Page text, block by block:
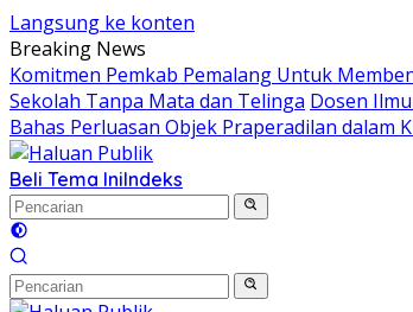
Langsung ke konten
Breaking News
Komitmen Pemkab Pemalang Untuk
Sekolah Tanpa Mata dan Telinga Dosen
Bahas Perluasan Objek Praperadilan dalam
Beli Tema IniIndeks